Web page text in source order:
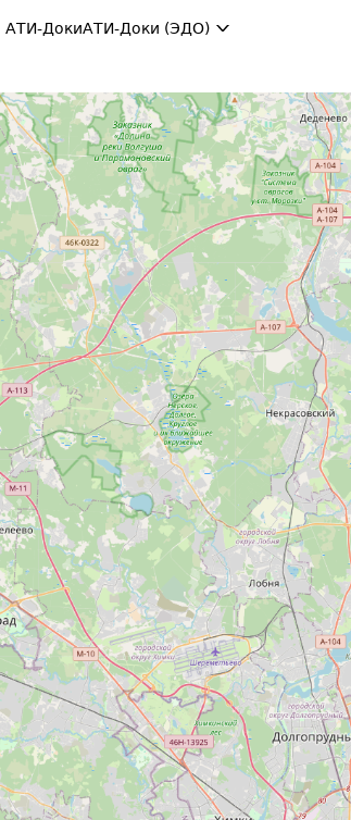
АТИ-ДокиАТИ-Доки (ЭДО)